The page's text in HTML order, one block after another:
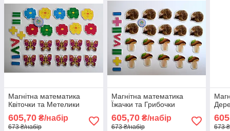
Магнітна математика
Квіточки та Метелики
605,70 ₴/набір
673 ₴/набір
Магнітна математика
Їжачки та Грибочки
605,70₴/набір
673 ₴/набір 673